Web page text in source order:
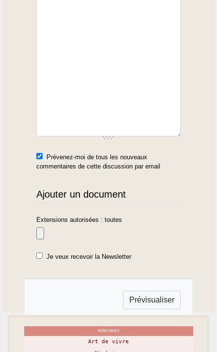
Prévenez-moi de tous les nouveaux
commentaires de cette discussion par email
Ajouter un document
Extensions autorisées : toutes
Je veux recevoir la Newsletter
RUBRIQUES
Art de vivre